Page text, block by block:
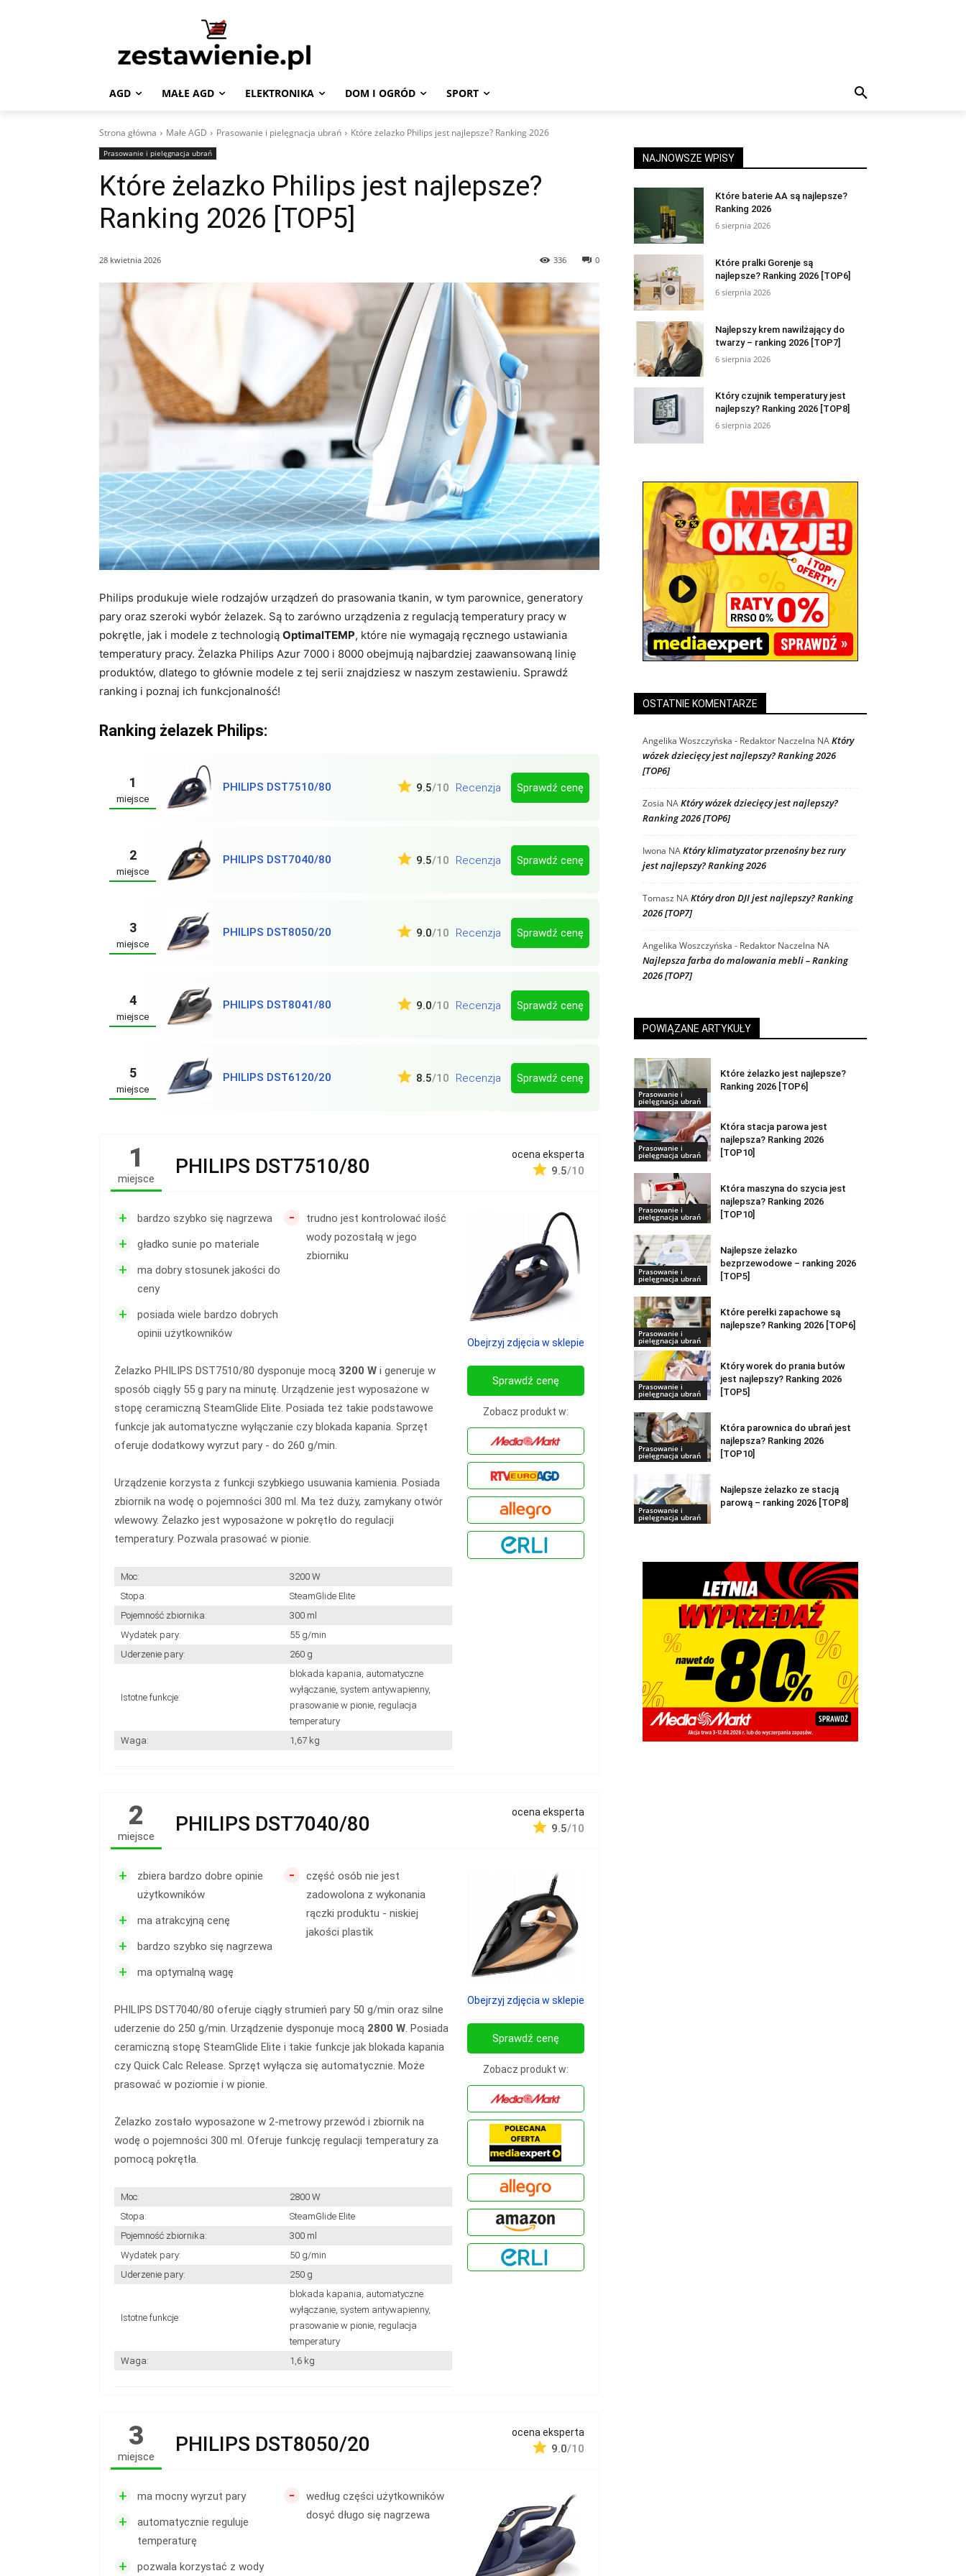
AGD MAŁE AGD ELEKTRONIKA DOM I OGRÓD SPORT
Strona główna Małe AGD Prasowanie i pielęgnacja ubrań Które żelazko Philips jest najlepsze? Ranking 2026
Prasowanie i pielęgnacja ubrań
Które żelazko Philips jest najlepsze?
Ranking 2026 [TOP5]
28 kwietnia 2026 0
336
Philips produkuje wiele rodzajów urządzeń do prasowania tkanin, w tym parownice, generatory
pary oraz szeroki wybór żelazek. Są to zarówno urządzenia z regulacją temperatury pracy w
pokrętle, jak i modele z technologią OptimalTEMP, które nie wymagają ręcznego ustawiania
temperatury pracy. Żelazka Philips Azur 7000 i 8000 obejmują najbardziej zaawansowaną linię
produktów, dlatego to głównie modele z tej serii znajdziesz w naszym zestawieniu. Sprawdź
ranking i poznaj ich funkcjonalność!
Ranking żelazek Philips:
1
miejsce
PHILIPS DST7510/80 9.5/10 Recenzja Sprawdź cenę
2
miejsce
PHILIPS DST7040/80 9.5/10 Recenzja Sprawdź cenę
3
miejsce
PHILIPS DST8050/20 9.0/10 Recenzja Sprawdź cenę
4
miejsce
PHILIPS DST8041/80 9.0/10 Recenzja Sprawdź cenę
5
miejsce
PHILIPS DST6120/20 8.5/10 Recenzja Sprawdź cenę
1
miejsce
PHILIPS DST7510/80 ocena eksperta
9.5/10
+ bardzo szybko się nagrzewa
+ gładko sunie po materiale
+
ma dobry stosunek jakości do
ceny
+
posiada wiele bardzo dobrych
opinii użytkowników
-
trudno jest kontrolować ilość
wody pozostałą w jego
zbiorniku
Żelazko PHILIPS DST7510/80 dysponuje mocą 3200 W i generuje w
sposób ciągły 55 g pary na minutę. Urządzenie jest wyposażone w
stopę ceramiczną SteamGlide Elite. Posiada też takie podstawowe
funkcje jak automatyczne wyłączanie czy blokada kapania. Sprzęt
oferuje dodatkowy wyrzut pary - do 260 g/min.
Urządzenie korzysta z funkcji szybkiego usuwania kamienia. Posiada
zbiornik na wodę o pojemności 300 ml. Ma też duży, zamykany otwór
wlewowy. Żelazko jest wyposażone w pokrętło do regulacji
temperatury. Pozwala prasować w pionie.
Moc:
3200 W
Stopa:
SteamGlide Elite
Pojemność zbiornika:
300 ml
Wydatek pary:
55 g/min
Uderzenie pary:
260 g
Istotne funkcje:
blokada kapania, automatyczne
wyłączanie, system antywapienny,
prasowanie w pionie, regulacja
temperatury
Waga:
1,67 kg
Obejrzyj zdjęcia w sklepie
Sprawdź cenę
Zobacz produkt w:
2
miejsce
PHILIPS DST7040/80 ocena eksperta
9.5/10
+
zbiera bardzo dobre opinie
użytkowników
+ ma atrakcyjną cenę
+ bardzo szybko się nagrzewa
+ ma optymalną wagę
-
część osób nie jest
zadowolona z wykonania
rączki produktu - niskiej
jakości plastik
PHILIPS DST7040/80 oferuje ciągły strumień pary 50 g/min oraz silne
uderzenie do 250 g/min. Urządzenie dysponuje mocą 2800 W. Posiada
ceramiczną stopę SteamGlide Elite i takie funkcje jak blokada kapania
czy Quick Calc Release. Sprzęt wyłącza się automatycznie. Może
prasować w poziomie i w pionie.
Żelazko zostało wyposażone w 2-metrowy przewód i zbiornik na
wodę o pojemności 300 ml. Oferuje funkcję regulacji temperatury za
pomocą pokrętła.
Moc:
2800 W
Stopa:
SteamGlide Elite
Pojemność zbiornika:
300 ml
Wydatek pary:
50 g/min
Uderzenie pary:
250 g
Istotne funkcje:
blokada kapania, automatyczne
wyłączanie, system antywapienny,
prasowanie w pionie, regulacja
temperatury
Waga:
1,6 kg
Obejrzyj zdjęcia w sklepie
Sprawdź cenę
Zobacz produkt w:
3
miejsce
PHILIPS DST8050/20 ocena eksperta
9.0/10
+ ma mocny wyrzut pary
+
automatycznie reguluje
temperaturę
+ pozwala korzystać z wody
-
według części użytkowników
dosyć długo się nagrzewa
NAJNOWSZE WPISY
Które baterie AA są najlepsze?
Ranking 2026
6 sierpnia 2026
Które pralki Gorenje są
najlepsze? Ranking 2026 [TOP6]
6 sierpnia 2026
Najlepszy krem nawilżający do
twarzy – ranking 2026 [TOP7]
6 sierpnia 2026
Który czujnik temperatury jest
najlepszy? Ranking 2026 [TOP8]
6 sierpnia 2026
OSTATNIE KOMENTARZE
Angelika Woszczyńska - Redaktor Naczelna NAKtóry
wózek dziecięcy jest najlepszy? Ranking 2026
[TOP6]
Zosia NAKtóry wózek dziecięcy jest najlepszy?
Ranking 2026 [TOP6]
Iwona NAKtóry klimatyzator przenośny bez rury
jest najlepszy? Ranking 2026
Tomasz NAKtóry dron DJI jest najlepszy? Ranking
2026 [TOP7]
Angelika Woszczyńska - Redaktor Naczelna NA
Najlepsza farba do malowania mebli – Ranking
2026 [TOP7]
POWIĄZANE ARTYKUŁY
Prasowanie i
pielęgnacja ubrań
Które żelazko jest najlepsze?
Ranking 2026 [TOP6]
Prasowanie i
pielęgnacja ubrań
Która stacja parowa jest
najlepsza? Ranking 2026
[TOP10]
Prasowanie i
pielęgnacja ubrań
Która maszyna do szycia jest
najlepsza? Ranking 2026
[TOP10]
Prasowanie i
pielęgnacja ubrań
Najlepsze żelazko
bezprzewodowe – ranking 2026
[TOP5]
Prasowanie i
pielęgnacja ubrań
Które perełki zapachowe są
najlepsze? Ranking 2026 [TOP6]
Prasowanie i
pielęgnacja ubrań
Który worek do prania butów
jest najlepszy? Ranking 2026
[TOP5]
Prasowanie i
pielęgnacja ubrań
Która parownica do ubrań jest
najlepsza? Ranking 2026
[TOP10]
Prasowanie i
pielęgnacja ubrań
Najlepsze żelazko ze stacją
parową – ranking 2026 [TOP8]